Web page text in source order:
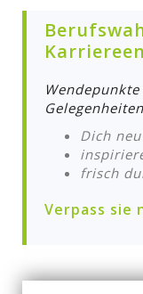
Dich
frisch
Verpass sie